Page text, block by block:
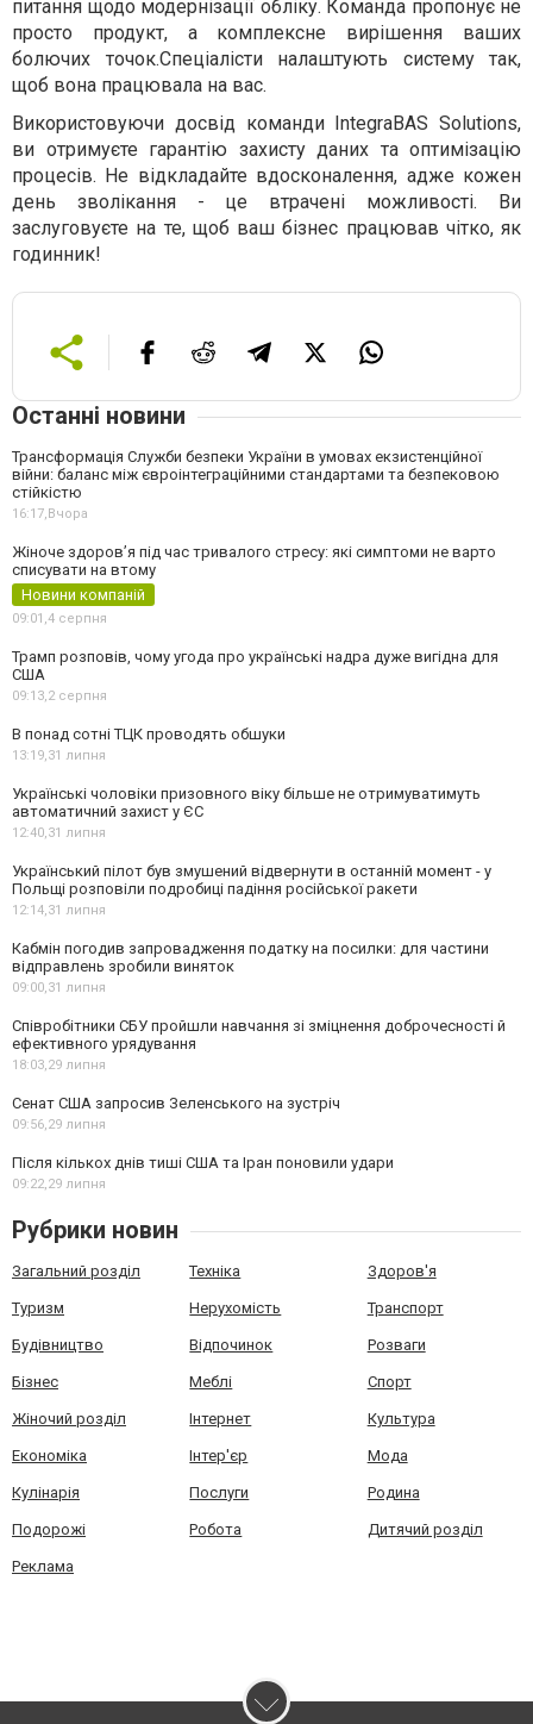
питання щодо модернізації обліку. Команда пропонує не
просто продукт, а комплексне вирішення ваших
болючих точок.Спеціалісти налаштують систему так,
щоб вона працювала на вас.
Використовуючи досвід команди IntegraBAS Solutions,
ви отримуєте гарантію захисту даних та оптимізацію
процесів. Не відкладайте вдосконалення, адже кожен
день зволікання - це втрачені можливості. Ви
заслуговуєте на те, щоб ваш бізнес працював чітко, як
годинник!
Останні новини
Трансформація Служби безпеки України в умовах екзистенційної
війни: баланс між євроінтеграційними стандартами та безпековою
стійкістю
16:17,Вчора
Жіноче здоров’я під час тривалого стресу: які симптоми не варто
списувати на втому
Новини компаній
09:01,4 серпня
Трамп розповів, чому угода про українські надра дуже вигідна для
США
09:13,2 серпня
В понад сотні ТЦК проводять обшуки
13:19,31 липня
Українські чоловіки призовного віку більше не отримуватимуть
автоматичний захист у ЄС
12:40,31 липня
Український пілот був змушений відвернути в останній момент - у
Польщі розповіли подробиці падіння російської ракети
12:14,31 липня
Кабмін погодив запровадження податку на посилки: для частини
відправлень зробили виняток
09:00,31 липня
Співробітники СБУ пройшли навчання зі зміцнення доброчесності й
ефективного урядування
18:03,29 липня
Сенат США запросив Зеленського на зустріч
09:56,29 липня
Після кількох днів тиші США та Іран поновили удари
09:22,29 липня
Рубрики новин
Загальний розділ Техніка Здоров'я
Туризм Нерухомість Транспорт
Будівництво Відпочинок Розваги
Бізнес Меблі Спорт
Жіночий розділ Інтернет Культура
Економіка Інтер'єр Мода
Кулінарія Послуги Родина
Подорожі Робота Дитячий розділ
Реклама